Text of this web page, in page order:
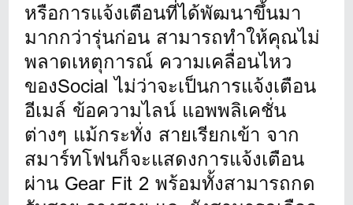
หรือการแจ้งเตือนที่ได้พัฒนาขึ้นมา
มากกว่ารุ่นก่อน สามารถทำให้คุณไม่
พลาดเหตุการณ์ ความเคลื่อนไหว
ของSocial ไม่ว่าจะเป็นการแจ้งเตือน
อีเมล์ ข้อความไลน์ แอพพลิเคชั่น
ต่างๆ แม้กระทั่ง สายเรียกเข้า จาก
สมาร์ทโฟนก็จะแสดงการแจ้งเตือน
ผ่าน Gear Fit 2 พร้อมทั้งสามารถกด